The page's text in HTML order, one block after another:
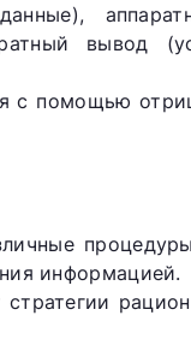
вывод
с помощью
информацией.